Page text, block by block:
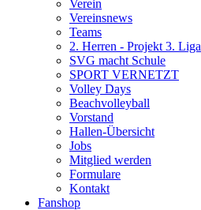
Verein
Vereinsnews
Teams
2. Herren - Projekt 3. Liga
SVG macht Schule
SPORT VERNETZT
Volley Days
Beachvolleyball
Vorstand
Hallen-Übersicht
Jobs
Mitglied werden
Formulare
Kontakt
Fanshop